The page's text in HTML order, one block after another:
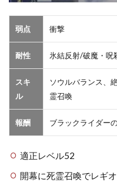
弱点 衝撃
耐性 氷結反射/破魔・呪
スキ
ル
ソウルバランス、
霊召喚
報酬 ブラックライダー
適正レベル52
開幕に死霊召喚でレギ